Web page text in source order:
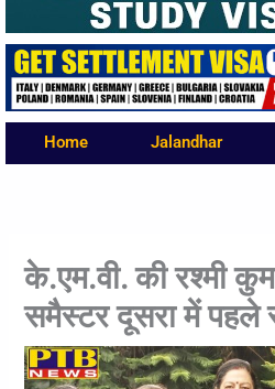
Home Jalandhar
के.एम.वी. की रश्मी
समैस्टर दूसरा में पहले